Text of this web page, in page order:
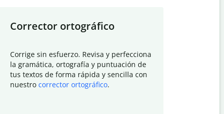
Corrector ortográfico
Corrige sin esfuerzo. Revisa y perfecciona
la gramática, ortografía y puntuación de
tus textos de forma rápida y sencilla con
nuestro corrector ortográfico.